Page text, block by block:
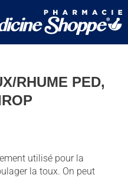
RHUME PED,
utilisé pour la
la toux. On peut